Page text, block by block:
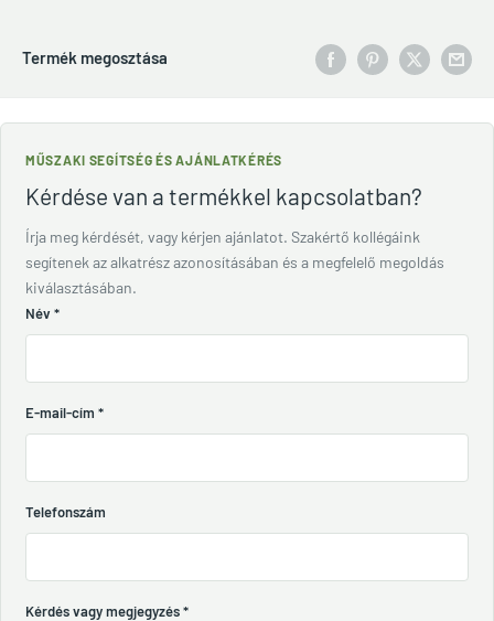
Termék megosztása
MŰSZAKI SEGÍTSÉG ÉS AJÁNLATKÉRÉS
Kérdése van a termékkel kapcsolatban?
Írja meg kérdését, vagy kérjen ajánlatot. Szakértő kollégáink
segítenek az alkatrész azonosításában és a megfelelő megoldás
kiválasztásában.
Név *
E-mail-cím *
Telefonszám
Kérdés vagy megjegyzés*